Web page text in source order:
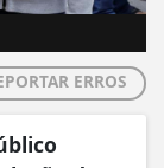
ERROS